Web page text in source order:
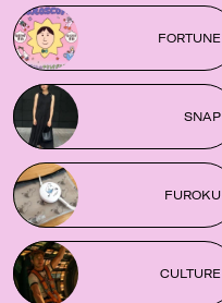
FORTUNE
SNAP
FUROKU
CULTURE